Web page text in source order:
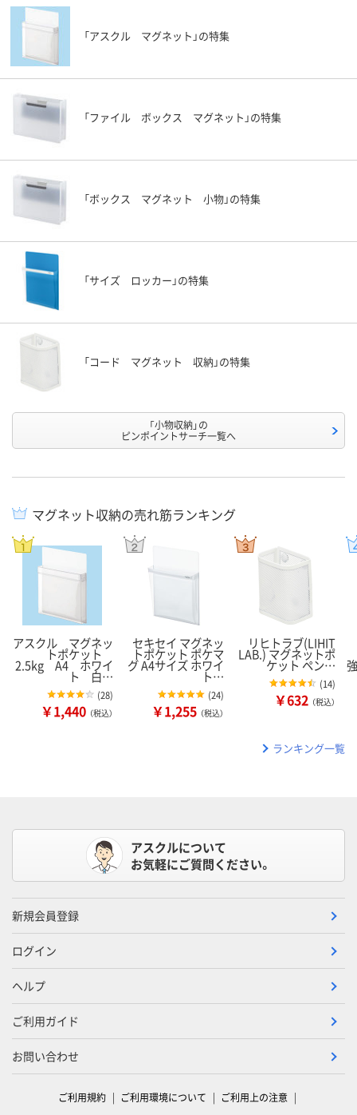
「アスクル マグネット」の特集
「ファイル ボックス マグネット」の特集
「ボックス マグネット 小物」の特集
「サイズ ロッカー」の特集
「コード マグネット 収納」の特集
「小物収納」の
ピンポイントサーチ一覧へ
マグネット収納の売れ筋ランキング
アスクル マグネッ
トポケット
2.5kg A4 ホワイ
ト 白…
(28)
￥1,440 （税込）
セキセイ マグネッ
トポケット ポケマ
グ A4サイズ ホワイ
ト…
(24)
￥1,255 （税込）
リヒトラブ(LIHIT
LAB.) マグネットポ
ケット ペン…
(14)
￥632 （税込）
ランキング一覧
アスクルについて
お気軽にご質問ください。
新規会員登録
ログイン
ヘルプ
ご利用ガイド
お問い合わせ
ご利用規約 ご利用環境について
ご利用上の注意